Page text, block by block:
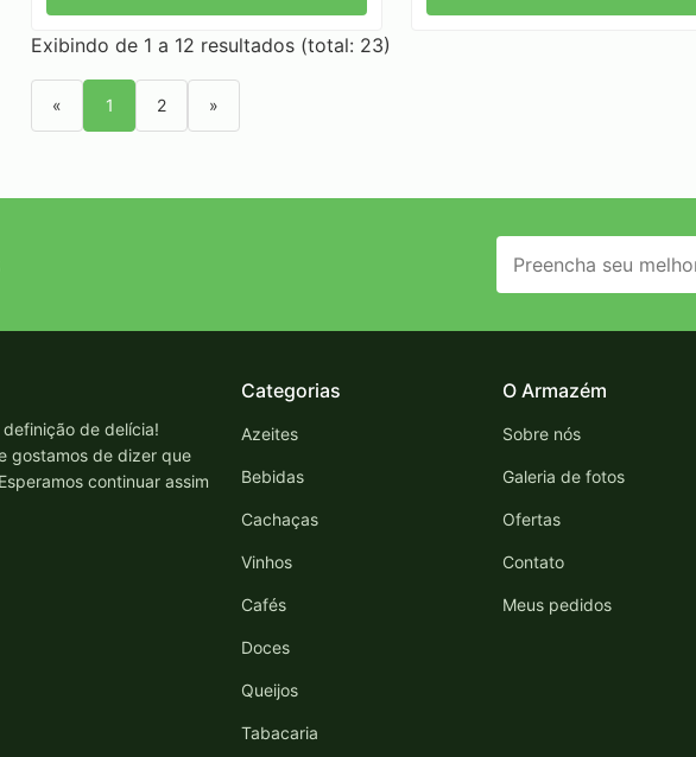
Exibindo de 1 a 12 resultados (total: 23)
« 1 2 »
de delícia!
gostamos de dizer que
continuar assim
Categorias
Azeites
Bebidas
Cachaças
Vinhos
Cafés
Doces
Queijos
Tabacaria
O Armazém
Sobre nós
Galeria de fotos
Ofertas
Contato
Meus pedidos